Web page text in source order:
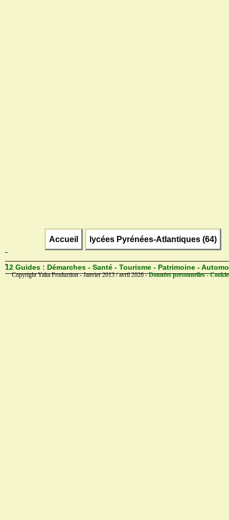
Accueil lycées Pyrénées-Atlantiques (64)
12 Guides : Démarches - Santé - Tourisme - Patrimoine -
Copyright Yalta Production - Janvier 2013 / avril 2026 -Données personnelles -